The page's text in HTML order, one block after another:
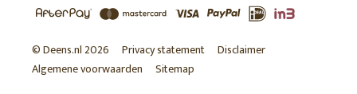
© Deens.nl 2026 Privacy statement
Disclaimer
Algemene voorwaarden
Sitemap